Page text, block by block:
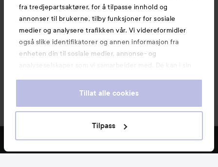
fra tredjepartsaktører, for å tilpasse innhold og
annonser til brukerne, tilby funksjoner for sosiale
medier og analysere trafikken vår. Vi videreformidler
også slike identifikatorer og annen informasjon fra
enheten din til sosiale medier, annonse- og
analyseselskaper som vi samarbeider med. De kan i sin
informasjon som du har oppgitt eller som de har samlet
våre cookies ved å fortsette å bruke nettsiden vår. For
informasjon om hvordan du kan endre innstillingene for
Tillat alle cookies
Tilpass
FILTRE MEST SOLGTE
E-handel av Avensia